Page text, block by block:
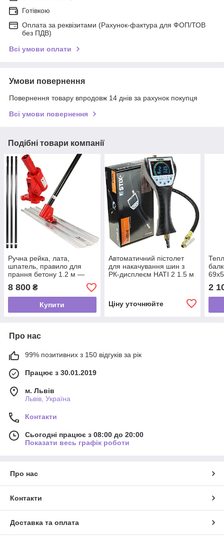
Готівкою
Оплата за реквізитами (Рахунок-фактура для ФОП/ТОВ
без ПДВ)
Всі умови оплати
Умови повернення
Повернення товару впродовж 14 днів за рахунок покупця
Всі умови повернення
Подібні товари компанії
Ручна рейка, лата,
шпатель, правило для
прання бетону 1.2 м —
8 800 ₴
Купити
Автоматичний пістолет
для накачування шин з
РК-дисплеєм HATI 2 1.5 м
Ціну уточнюйте
2
Про нас
99% позитивних з 150 відгуків за рік
Працює з 30.01.2019
м. Львів
Львів, Україна
Контакти
Сьогодні працює з 08:00 до 20:00
Показати весь графік роботи
Про нас
Контакти
Доставка та оплата